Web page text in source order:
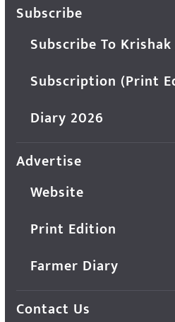
Subscribe
Subscribe To
Subscription (Print
Diary 2026
Advertise
Website
Print Edition
Farmer Diary
Contact Us